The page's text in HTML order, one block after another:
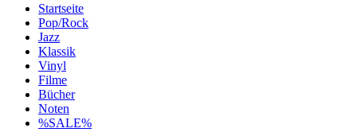
Startseite
Pop/Rock
Jazz
Klassik
Vinyl
Filme
Bücher
Noten
%SALE%